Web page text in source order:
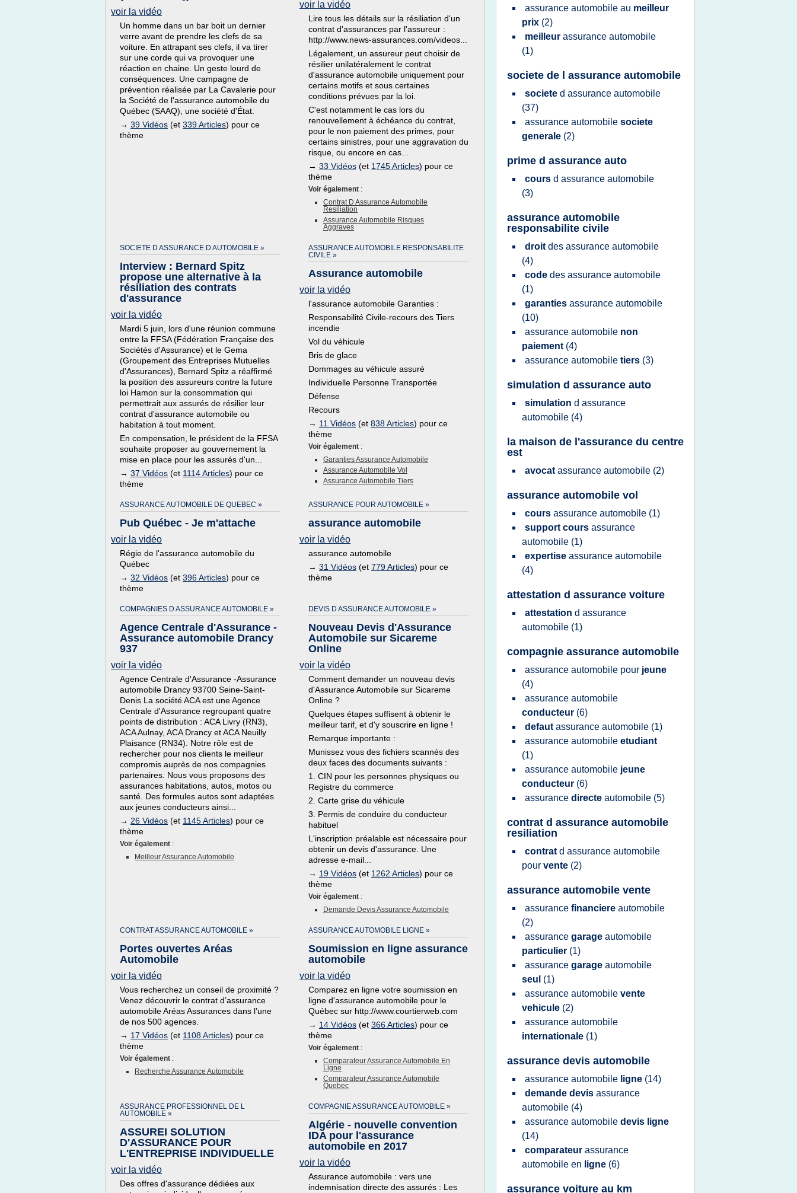
voir la vidéo
Un homme dans un bar boit un dernier
verre avant de prendre les clefs de sa
voiture. En attrapant ses clefs, il va tirer
sur une corde qui va provoquer une
réaction en chaine. Un geste lourd de
conséquences. Une campagne de
prévention réalisée par La Cavalerie pour
la Société de l'assurance automobile du
Québec (SAAQ), une société d'État.
→ 39 Vidéos (et 339 Articles) pour ce
thème
voir la vidéo
Lire tous les détails sur la résiliation d'un
contrat d'assurances par l'assureur :
http://www.news-assurances.com/videos...
Légalement, un assureur peut choisir de
résilier unilatéralement le contrat
d'assurance automobile uniquement pour
certains motifs et sous certaines
conditions prévues par la loi.
C'est notamment le cas lors du
renouvellement à échéance du contrat,
pour le non paiement des primes, pour
certains sinistres, pour une aggravation du
risque, ou encore en cas...
→ 33 Vidéos (et 1745 Articles) pour ce
thème
Voir également :
Contrat D Assurance Automobile
Resiliation
Assurance Automobile Risques
Aggraves
SOCIETE D ASSURANCE D AUTOMOBILE »
Interview : Bernard Spitz
propose une alternative à la
résiliation des contrats
d'assurance
voir la vidéo
Mardi 5 juin, lors d'une réunion commune
entre la FFSA (Fédération Française des
Sociétés d'Assurance) et le Gema
(Groupement des Entreprises Mutuelles
d'Assurances), Bernard Spitz a réaffirmé
la position des assureurs contre la future
loi Hamon sur la consommation qui
permettrait aux assurés de résilier leur
contrat d'assurance automobile ou
habitation à tout moment.
En compensation, le président de la FFSA
souhaite proposer au gouvernement la
mise en place pour les assurés d'un...
→ 37 Vidéos (et 1114 Articles) pour ce
thème
ASSURANCE AUTOMOBILE RESPONSABILITE
CIVILE »
Assurance automobile
voir la vidéo
l'assurance automobile Garanties :
Responsabilité Civile-recours des Tiers
incendie
Vol du véhicule
Bris de glace
Dommages au véhicule assuré
Individuelle Personne Transportée
Défense
Recours
→ 11 Vidéos (et 838 Articles) pour ce
thème
Voir également :
Garanties Assurance Automobile
Assurance Automobile Vol
Assurance Automobile Tiers
ASSURANCE AUTOMOBILE DE QUEBEC »
Pub Québec - Je m'attache
voir la vidéo
Régie de l'assurance automobile du
Québec
→ 32 Vidéos (et 396 Articles) pour ce
thème
ASSURANCE POUR AUTOMOBILE »
assurance automobile
voir la vidéo
assurance automobile
→ 31 Vidéos (et 779 Articles) pour ce
thème
COMPAGNIES D ASSURANCE AUTOMOBILE »
Agence Centrale d'Assurance -
Assurance automobile Drancy
937
voir la vidéo
Agence Centrale d'Assurance -Assurance
automobile Drancy 93700 Seine-Saint-
Denis La société ACA est une Agence
Centrale d'Assurance regroupant quatre
points de distribution : ACA Livry (RN3),
ACA Aulnay, ACA Drancy et ACA Neuilly
Plaisance (RN34). Notre rôle est de
rechercher pour nos clients le meilleur
compromis auprès de nos compagnies
partenaires. Nous vous proposons des
assurances habitations, autos, motos ou
santé. Des formules autos sont adaptées
aux jeunes conducteurs ainsi...
→ 26 Vidéos (et 1145 Articles) pour ce
thème
Voir également :
Meilleur Assurance Automobile
DEVIS D ASSURANCE AUTOMOBILE »
Nouveau Devis d'Assurance
Automobile sur Sicareme
Online
voir la vidéo
Comment demander un nouveau devis
d'Assurance Automobile sur Sicareme
Online ?
Quelques étapes suffisent à obtenir le
meilleur tarif, et d'y souscrire en ligne !
Remarque importante :
Munissez vous des fichiers scannés des
deux faces des documents suivants :
1. CIN pour les personnes physiques ou
Registre du commerce
2. Carte grise du véhicule
3. Permis de conduire du conducteur
habituel
L'inscription préalable est nécessaire pour
obtenir un devis d'assurance. Une
adresse e-mail...
→ 19 Vidéos (et 1262 Articles) pour ce
thème
Voir également :
Demande Devis Assurance Automobile
CONTRAT ASSURANCE AUTOMOBILE »
Portes ouvertes Aréas
Automobile
voir la vidéo
Vous recherchez un conseil de proximité ?
Venez découvrir le contrat d’assurance
automobile Aréas Assurances dans l’une
de nos 500 agences.
→ 17 Vidéos (et 1108 Articles) pour ce
thème
Voir également :
Recherche Assurance Automobile
ASSURANCE AUTOMOBILE LIGNE »
Soumission en ligne assurance
automobile
voir la vidéo
Comparez en ligne votre soumission en
ligne d'assurance automobile pour le
Québec sur http://www.courtierweb.com
→ 14 Vidéos (et 366 Articles) pour ce
thème
Voir également :
Comparateur Assurance Automobile En
Ligne
Comparateur Assurance Automobile
Quebec
ASSURANCE PROFESSIONNEL DE L
AUTOMOBILE »
ASSUREI SOLUTION
D'ASSURANCE POUR
L'ENTREPRISE INDIVIDUELLE
voir la vidéo
Des offres d'assurance dédiées aux
COMPAGNIE ASSURANCE AUTOMOBILE »
Algérie - nouvelle convention
IDA pour l'assurance
automobile en 2017
voir la vidéo
Assurance automobile : vers une
indemnisation directe des assurés : Les
assurance automobile au meilleur
prix (2)
meilleur assurance automobile
(1)
societe de l assurance automobile
societe d assurance automobile
(37)
assurance automobile societe
generale (2)
prime d assurance auto
cours d assurance automobile
(3)
assurance automobile
responsabilite civile
droit des assurance automobile
(4)
code des assurance automobile
(1)
garanties assurance automobile
(10)
assurance automobile non
paiement (4)
assurance automobile tiers (3)
simulation d assurance auto
simulation d assurance
automobile (4)
la maison de l'assurance du centre
est
avocat assurance automobile (2)
assurance automobile vol
cours assurance automobile (1)
support cours assurance
automobile (1)
expertise assurance automobile
(4)
attestation d assurance voiture
attestation d assurance
automobile (1)
compagnie assurance automobile
assurance automobile pour jeune
(4)
assurance automobile
conducteur (6)
defaut assurance automobile (1)
assurance automobile etudiant
(1)
assurance automobile jeune
conducteur (6)
assurance directe automobile (5)
contrat d assurance automobile
resiliation
contrat d assurance automobile
pour vente (2)
assurance automobile vente
assurance financiere automobile
(2)
assurance garage automobile
particulier (1)
assurance garage automobile
seul (1)
assurance automobile vente
vehicule (2)
assurance automobile
internationale (1)
assurance devis automobile
assurance automobile ligne (14)
demande devis assurance
automobile (4)
assurance automobile devis ligne
(14)
comparateur assurance
automobile en ligne (6)
assurance voiture au km